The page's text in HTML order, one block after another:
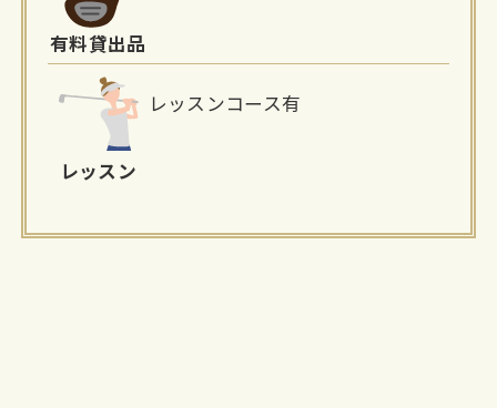
有料貸出品
レッスン
レッスンコース有